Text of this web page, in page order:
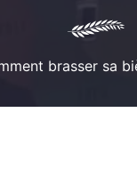
brasser sa